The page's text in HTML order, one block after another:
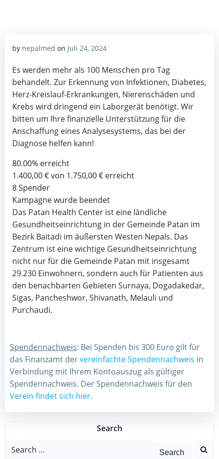
by nepalmed on Juli 24, 2024
Es werden mehr als 100 Menschen pro Tag
behandelt. Zur Erkennung von Infektionen, Diabetes,
Herz-Kreislauf-Erkrankungen, Nierenschäden und
Krebs wird dringend ein Laborgerät benötigt. Wir
bitten um Ihre finanzielle Unterstützung für die
Anschaffung eines Analysesystems, das bei der
Diagnose helfen kann!
80.00% erreicht
1.400,00 €von 1.750,00 € erreicht
8Spender
Kampagne wurde beendet
Das Patan Health Center ist eine ländliche
Gesundheitseinrichtung in der Gemeinde Patan im
Bezirk Baitadi im äußersten Westen Nepals. Das
Zentrum ist eine wichtige Gesundheitseinrichtung
nicht nur für die Gemeinde Patan mit insgesamt
29.230 Einwohnern, sondern auch für Patienten aus
den benachbarten Gebieten Surnaya, Dogadakedar,
Sigas, Pancheshwor, Shivanath, Melauli und
Purchaudi.
Spendennachweis: Bei Spenden bis 300 Euro gilt für
das Finanzamt dervereinfachte Spendennachweis in
Verbindung mit Ihrem Kontoauszug als gültiger
Spendennachweis. Der Spendennachweis für den
Verein findet sich hier.
Search
Search